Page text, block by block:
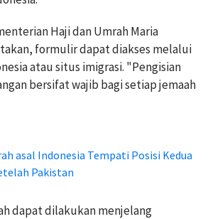
Haji dan Umrah Maria
formulir dapat diakses melalui
atau situs imigrasi. "Pengisian
bersifat wajib bagi setiap jemaah
asal Indonesia Tempati Posisi Kedua
Pakistan
dapat dilakukan menjelang